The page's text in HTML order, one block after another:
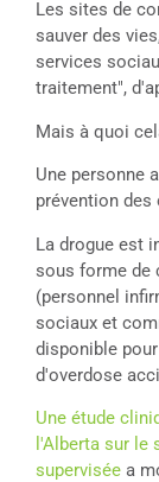
Les sites de
sauver des
services
traitement",
Mais à quoi
Une personne
prévention
La drogue est
sous forme de
(personnel
sociaux et
disponible
d'overdose
Une étude
l'Alberta sur
supervisée a